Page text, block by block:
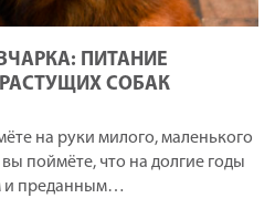
ПИТАНИЕ
СОБАК
на руки милого, маленького
поймёте, что на долгие годы
и преданным…